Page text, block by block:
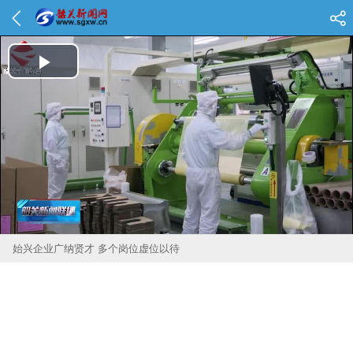
Play Video
始兴企业广纳贤才 多个岗位虚位以待